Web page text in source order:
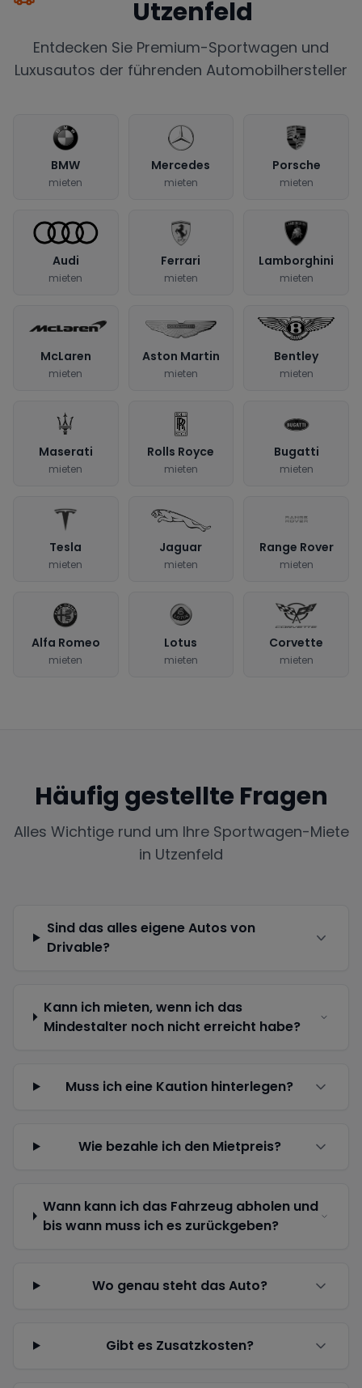
Utzenfeld
Entdecken Sie Premium-Sportwagen und
Luxusautos der führenden Automobilhersteller
BMW
mieten
Mercedes
mieten
Porsche
mieten
Audi
mieten
Ferrari
mieten
Lamborghini
mieten
McLaren
mieten
Aston Martin
mieten
Bentley
mieten
Maserati
mieten
Rolls Royce
mieten
Bugatti
mieten
Tesla
mieten
Jaguar
mieten
Range Rover
mieten
Alfa Romeo
mieten
Lotus
mieten
Corvette
mieten
Häufig gestellte Fragen
Alles Wichtige rund um Ihre Sportwagen-Miete
in Utzenfeld
Sind das alles eigene Autos von
Drivable?
Kann ich mieten, wenn ich das
Mindestalter noch nicht erreicht habe?
Muss ich eine Kaution hinterlegen?
Wie bezahle ich den Mietpreis?
Wann kann ich das Fahrzeug abholen und
bis wann muss ich es zurückgeben?
Wo genau steht das Auto?
Gibt es Zusatzkosten?